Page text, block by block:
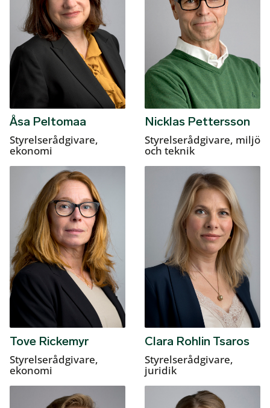
Åsa Peltomaa
Styrelserådgivare,
ekonomi
Nicklas Pettersson
Styrelserådgivare, miljö
och teknik
Tove Rickemyr
Styrelserådgivare,
ekonomi
Clara Rohlin Tsaros
Styrelserådgivare,
juridik